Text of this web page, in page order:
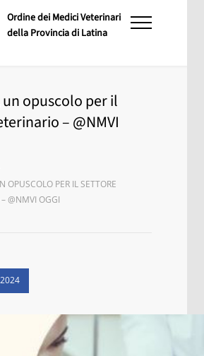
Ordine dei Medici Veterinari
della Provincia di Latina
opuscolo per il
– @NMVI
OPUSCOLO PER IL SETTORE
@NMVI OGGI